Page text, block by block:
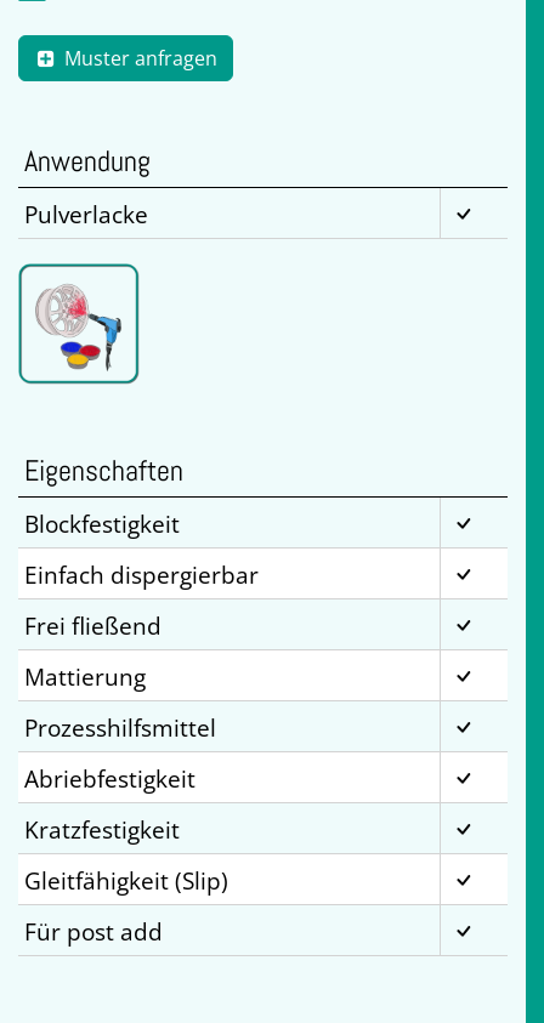
Muster anfragen
Anwendung
Pulverlacke
Eigenschaften
Blockfestigkeit
Einfach dispergierbar
Frei fließend
Mattierung
Prozesshilfsmittel
Abriebfestigkeit
Kratzfestigkeit
Gleitfähigkeit (Slip)
Für post add